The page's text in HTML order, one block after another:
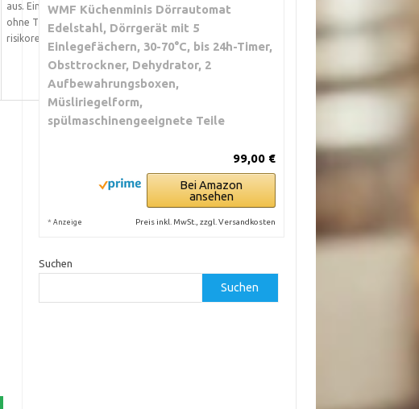
aus. Einfache Modelle
ohne Timer sind
risikoreicher.
und Fisch entsorgen,
wenn
Kerntemperatur
nicht gesichert war.
WMF Küchenminis Dörrautomat
Edelstahl, Dörrgerät mit 5
Einlegefächern, 30-70°C, bis 24h-Timer,
Obsttrockner, Dehydrator, 2
Aufbewahrungsboxen,
Müsliriegelform,
spülmaschinengeeignete Teile
99,00 €
Bei Amazon
ansehen
* Anzeige Preis inkl. MwSt., zzgl. Versandkosten
Suchen
Suchen